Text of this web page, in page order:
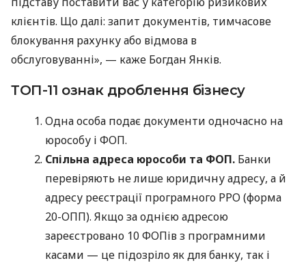
клієнтів. Що далі: запит документів, тимчасове
блокування рахунку або відмова в
обслуговуванні», — каже Богдан Янків.
ТОП-11 ознак дроблення бізнесу
Одна особа подає документи одночасно на
юрособу і ФОП.
Спільна адреса юрособи та ФОП. Банки
перевіряють не лише юридичну адресу, а й
адресу реєстрації програмного РРО (форма
20-ОПП). Якщо за однією адресою
зареєстровано 10 ФОПів з програмними
касами — це підозріло як для банку, так і